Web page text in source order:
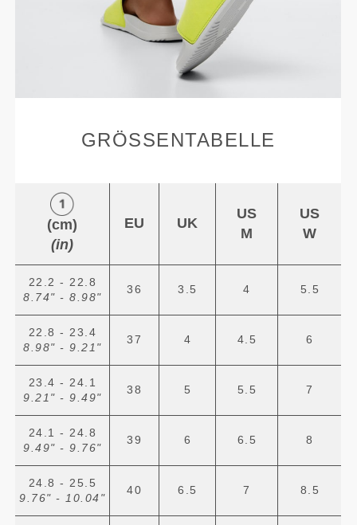
GRÖSSENTABELLE
(cm)
(in)
EU UK
US
M
US
W
22.2 - 22.8
8.74" - 8.98"
36 3.5 4 5.5
22.8 - 23.4
8.98" - 9.21"
37 4 4.5 6
23.4 - 24.1
9.21" - 9.49"
38 5 5.5 7
24.1 - 24.8
9.49" - 9.76"
39 6 6.5 8
24.8 - 25.5
9.76" - 10.04"
40 6.5 7 8.5